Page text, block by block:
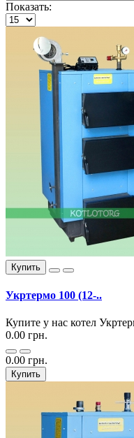
Показать:
Купить
Укртермо 100 (12-..
Купите у нас котел
0.00 грн.
0.00 грн.
Купить